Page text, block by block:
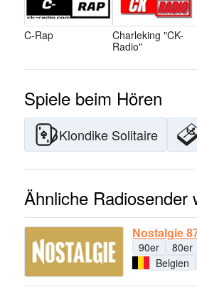
C-Rap
Charleking "CK-
Radio"
Spiele beim Hören
Klondike Solitaire
Ähnliche Radiosender
Nostalgie
90er
80er
Belgien